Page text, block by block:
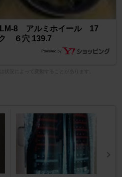
LM-8 アルミホイール 17
６穴 139.7